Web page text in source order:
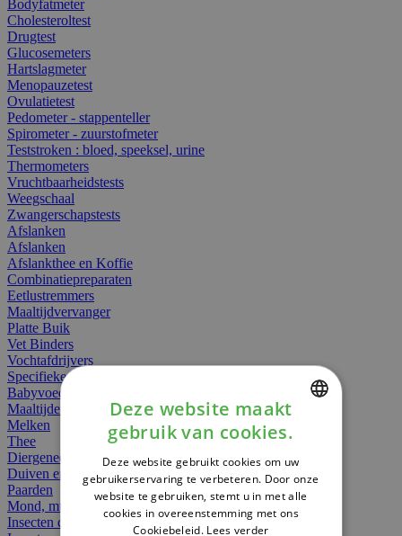
Bodyfatmeter
Cholesteroltest
Drugtest
Glucosemeters
Hartslagmeter
Menopauzetest
Ovulatietest
Pedometer - stappenteller
Spirometer - zuurstofmeter
Teststroken : bloed, speeksel, urine
Thermometers
Vruchtbaarheidstests
Weegschaal
Zwangerschapstests
Afslanken
Afslanken
Afslankthee en Koffie
Combinatiepreparaten
Eetlustremmers
Maaltijdvervanger
Platte Buik
Vet Binders
Vochtafdrijvers
Specifieke Voeding
Babyvoeding
Maaltijden
Melken
Thee
Diergeneesmiddelen
Duiven en vogels
Paarden
Mond, muil of snavel
Insecten dieren
DUTCH
FRENCH
ENGLISH
Deze website maakt
gebruik van cookies.
Deze website gebruikt cookies om uw
gebruikerservaring te verbeteren. Door onze
website te gebruiken, stemt u in met alle
cookies in overeenstemming met ons
Cookiebeleid. Lees verder